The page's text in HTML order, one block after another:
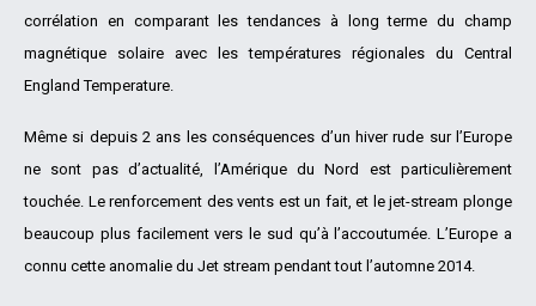
corrélation en comparant les tendances à long terme du champ
magnétique solaire avec les températures régionales du Central
England Temperature.
Même si depuis 2 ans les conséquences d’un hiver rude sur l’Europe
ne sont pas d’actualité, l’Amérique du Nord est particulièrement
touchée. Le renforcement des vents est un fait, et le jet-stream plonge
beaucoup plus facilement vers le sud qu’à l’accoutumée. L’Europe a
connu cette anomalie du Jet stream pendant tout l’automne 2014.